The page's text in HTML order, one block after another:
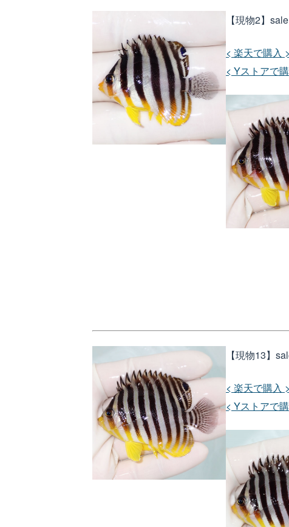
【現物2】
< 楽天で購入 >
< Yストアで
【現物13】
< 楽天で購入 >
< Yストアで